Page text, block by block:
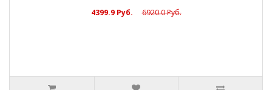
6920.0 Руб.